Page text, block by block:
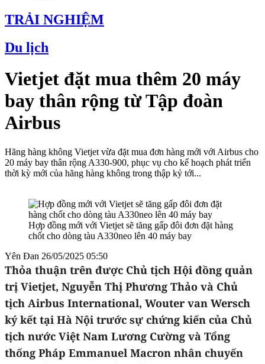
TRẢI NGHIỆM
Du lịch
Vietjet đặt mua thêm 20 máy
bay thân rộng từ Tập đoàn
Airbus
Hãng hàng không Vietjet vừa đặt mua đơn hàng mới với Airbus cho
20 máy bay thân rộng A330-900, phục vụ cho kế hoạch phát triển
thời kỳ mới của hãng hàng không trong thập kỷ tới...
Hợp đồng mới với Vietjet sẽ tăng gấp đôi đơn đặt hàng
chốt cho dòng tàu A330neo lên 40 máy bay
Yên Đan 26/05/2025 05:50
Thỏa thuận trên được Chủ tịch Hội đồng quản
trị Vietjet, Nguyễn Thị Phương Thảo và Chủ
tịch Airbus International, Wouter van Wersch
ký kết tại Hà Nội trước sự chứng kiến của Chủ
tịch nước Việt Nam Lương Cường và Tổng
thống Pháp Emmanuel Macron nhân chuyến